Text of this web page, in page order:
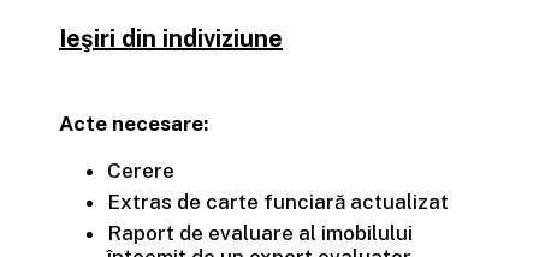
Ieşiri din indiviziune
Acte necesare:
Cerere
Extras de carte funciară actualizat
Raport de evaluare al imobilului